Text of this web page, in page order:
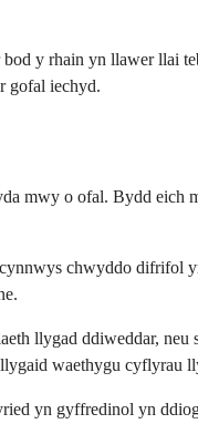
y rhain yn llawer llai
gofal iechyd.
mwy o ofal. Bydd eich
chwyddo difrifol
llygad ddiweddar,
waethygu cyflyrau
yn gyffredinol yn